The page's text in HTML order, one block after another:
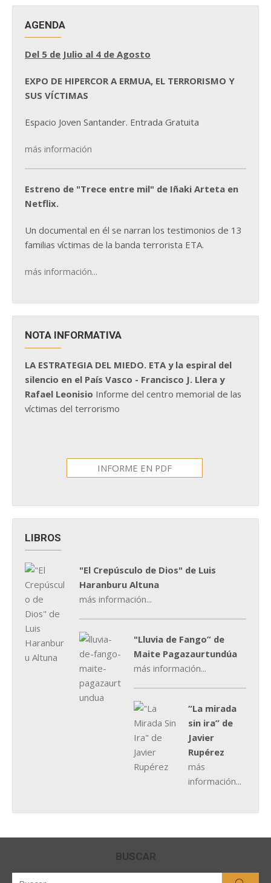
AGENDA
Del 5 de Julio al 4 de Agosto
EXPO DE HIPERCOR A ERMUA, EL TERRORISMO Y
SUS VÍCTIMAS
Espacio Joven Santander. Entrada Gratuita
más información
Estreno de "Trece entre mil" de Iñaki Arteta en
Netflix.
Un documental en él se narran los testimonios de 13
familias víctimas de la banda terrorista ETA.
más información...
NOTA INFORMATIVA
LA ESTRATEGIA DEL MIEDO. ETA y la espiral del
silencio en el País Vasco - Francisco J. Llera y
Rafael Leonisio Informe del centro memorial de las
víctimas del terrorismo
INFORME EN PDF
LIBROS
"El Crepúsculo de Dios" de Luis
Haranburu Altuna
más información...
"Lluvia de Fango” de
Maite Pagazaurtundúa
más información...
“La mirada
sin ira” de
Javier
Rupérez
más
información...
BUSCAR